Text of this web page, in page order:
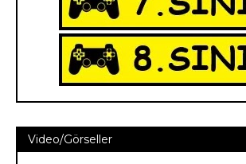
Video/Görseller